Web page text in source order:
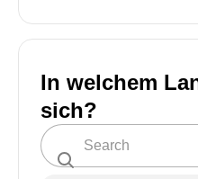
In welchem
sich?